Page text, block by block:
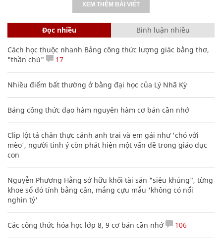
XEM THÊM BÀI VIẾT
Đọc nhiều Bình luận nhiều
Cách học thuộc nhanh Bảng công thức lượng giác bằng thơ,
"thần chú"
17
Nhiều điểm bất thường ở bằng đại học của Lý Nhã Kỳ
Bảng công thức đạo hàm nguyên hàm cơ bản cần nhớ
Clip lột tả chân thực cảnh anh trai và em gái như 'chó với
mèo', người tinh ý còn phát hiện một vấn đề trong giáo dục
con
Nguyễn Phương Hằng sở hữu khối tài sản "siêu khủng", từng
khoe sổ đỏ tính bằng cân, mắng cựu mẫu 'không có nổi
nghìn tỷ'
Các công thức hóa học lớp 8, 9 cơ bản cần nhớ 106